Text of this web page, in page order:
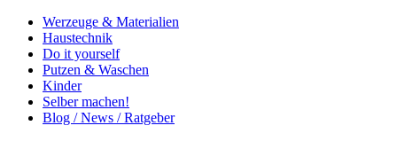
Werzeuge & Materialien
Haustechnik
Do it yourself
Putzen & Waschen
Kinder
Selber machen!
Blog / News / Ratgeber